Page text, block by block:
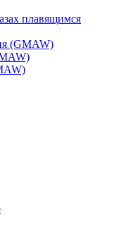
плавящимся
(GMAW)